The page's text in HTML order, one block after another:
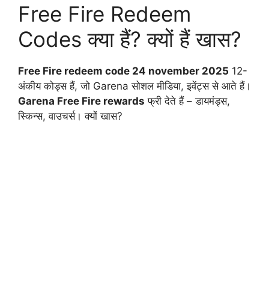
Free Fire Redeem
Codes क्या हैं? क्यों हैं खास?
Free Fire redeem code 24 november 2025 12-
अंकीय कोड्स हैं, जो Garena सोशल मीडिया, इवेंट्स से आते हैं।
Garena Free Fire rewards फ्री देते हैं – डायमंड्स,
स्किन्स, वाउचर्स। क्यों खास?